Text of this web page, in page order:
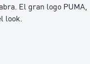
El gran logo PUMA,
look.